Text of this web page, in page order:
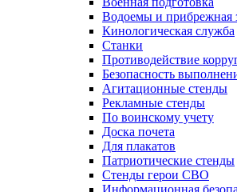
Водоемы и прибрежная
Кинологическая служба
Станки
Противодействие
Безопасность
Агитационные стенды
Рекламные стенды
По воинскому учету
Доска почета
Для плакатов
Патриотические стенды
Стенды герои СВО
Информационная